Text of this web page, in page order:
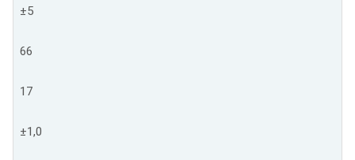
±5
66
17
±1,0